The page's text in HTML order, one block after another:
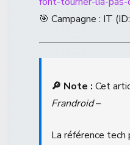
🎯 Campagne : IT
🔎 Note : Cet
Frandroid–
La référence tech